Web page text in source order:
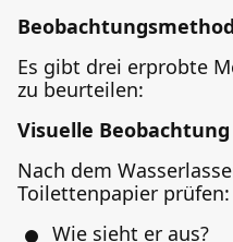
Es gibt drei erprobte
zu beurteilen:
Visuelle
Nach dem
Toilettenpapier prüfen:
Wie sieht er aus?